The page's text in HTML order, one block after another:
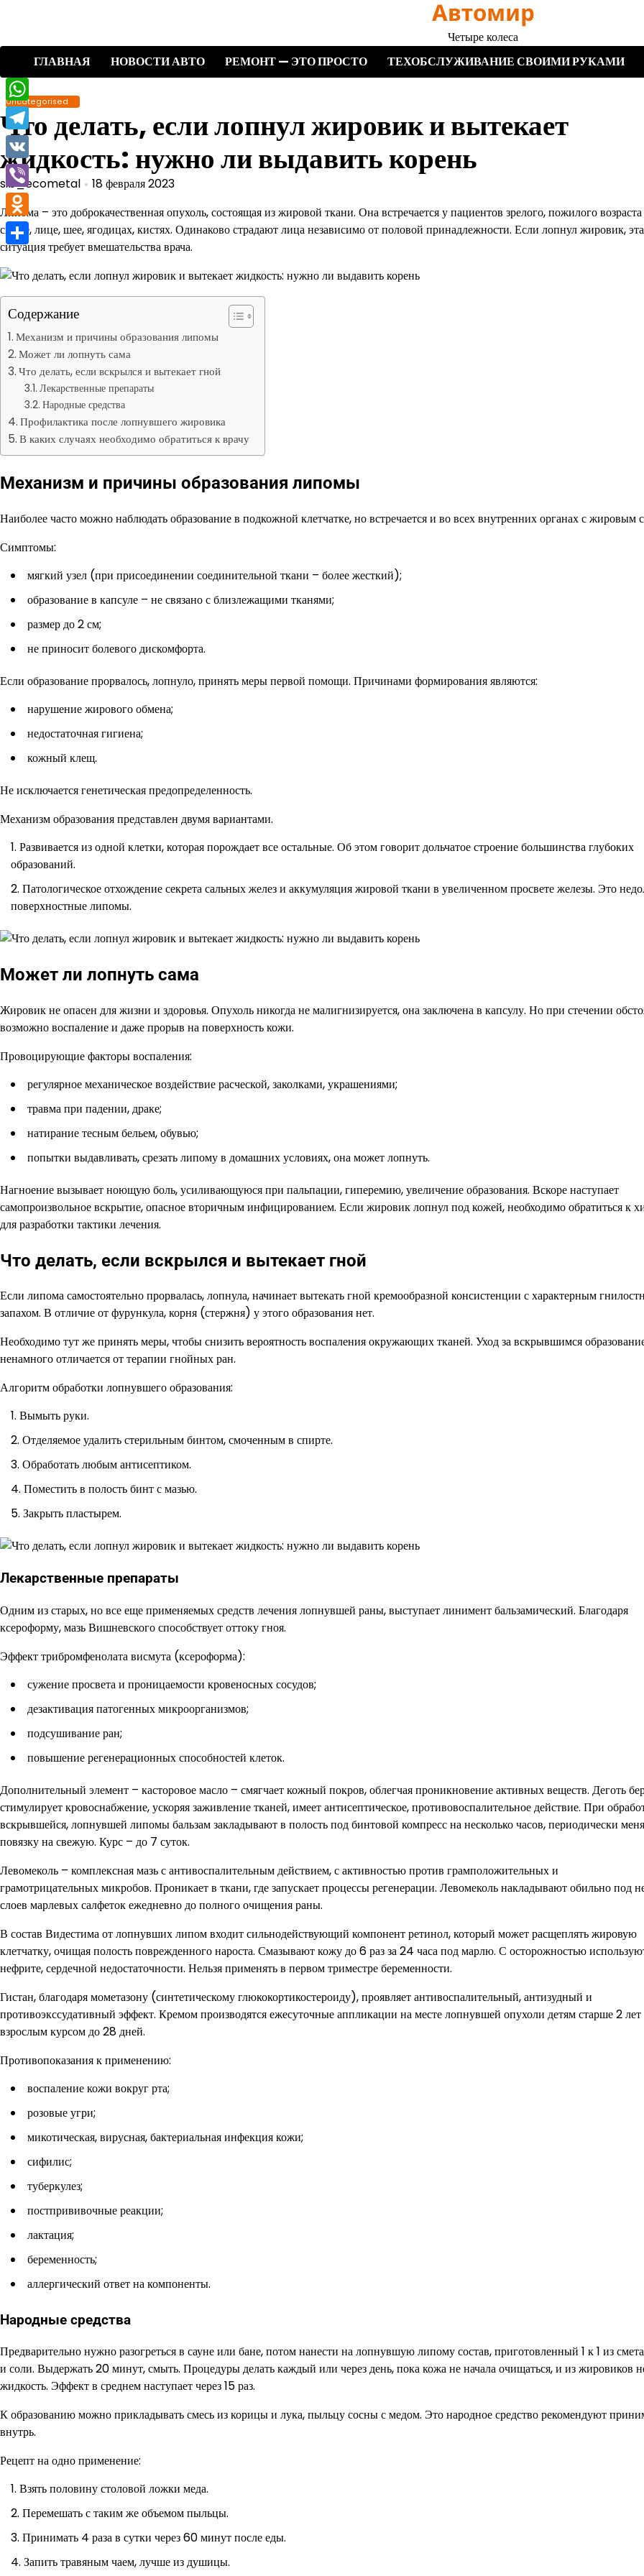
содержимому
Автомир
Четыре колеса
ГЛАВНАЯ
НОВОСТИ АВТО РЕМОНТ — ЭТО ПРОСТО ТЕХОБСЛУЖИВАНИЕ СВОИМИ РУКАМИ
Uncategorised
Что делать, если лопнул жировик и вытекает
жидкость: нужно ли выдавить корень
sib_ecometal
18 февраля 2023
Липома – это доброкачественная опухоль, состоящая из жировой ткани. Она встречается у пациентов зрелого, пожилого
спине, лице, шее, ягодицах, кистях. Одинаково страдают лица независимо от половой принадлежности. Если лопнул жировик, эта
ситуация требует вмешательства врача.
Содержание
Механизм и причины образования липомы
Может ли лопнуть сама
Что делать, если вскрылся и вытекает гной
Лекарственные препараты
Народные средства
Профилактика после лопнувшего жировика
В каких случаях необходимо обратиться к врачу
Механизм и причины образования липомы
Наиболее часто можно наблюдать образование в подкожной клетчатке, но встречается и во всех внутренних органах с жировым
Симптомы:
мягкий узел (при присоединении соединительной ткани – более жесткий);
образование в капсуле – не связано с близлежащими тканями;
размер до 2 см;
не приносит болевого дискомфорта.
Если образование прорвалось, лопнуло, принять меры первой помощи. Причинами формирования являются:
нарушение жирового обмена;
недостаточная гигиена;
кожный клещ.
Не исключается генетическая предопределенность.
Механизм образования представлен двумя вариантами.
Развивается из одной клетки, которая порождает все остальные. Об этом говорит дольчатое строение большинства глубоких
образований.
Патологическое отхождение секрета сальных желез и аккумуляция жировой ткани в увеличенном просвете железы. Это
поверхностные липомы.
Может ли лопнуть сама
Жировик не опасен для жизни и здоровья. Опухоль никогда не малигнизируется, она заключена в капсулу. Но при стечении
возможно воспаление и даже прорыв на поверхность кожи.
Провоцирующие факторы воспаления:
регулярное механическое воздействие расческой, заколками, украшениями;
травма при падении, драке;
натирание тесным бельем, обувью;
попытки выдавливать, срезать липому в домашних условиях, она может лопнуть.
Нагноение вызывает ноющую боль, усиливающуюся при пальпации, гиперемию, увеличение образования. Вскоре наступает
самопроизвольное вскрытие, опасное вторичным инфицированием. Если жировик лопнул под кожей, необходимо обратиться к
для разработки тактики лечения.
Что делать, если вскрылся и вытекает гной
Если липома самостоятельно прорвалась, лопнула, начинает вытекать гной кремообразной консистенции с характерным
запахом. В отличие от фурункула, корня (стержня) у этого образования нет.
Необходимо тут же принять меры, чтобы снизить вероятность воспаления окружающих тканей. Уход за вскрывшимся
ненамного отличается от терапии гнойных ран.
Алгоритм обработки лопнувшего образования:
Вымыть руки.
Отделяемое удалить стерильным бинтом, смоченным в спирте.
Обработать любым антисептиком.
Поместить в полость бинт с мазью.
Закрыть пластырем.
Лекарственные препараты
Одним из старых, но все еще применяемых средств лечения лопнувшей раны, выступает линимент бальзамический. Благодаря
ксероформу, мазь Вишневского способствует оттоку гноя.
Эффект трибромфенолата висмута (ксероформа):
сужение просвета и проницаемости кровеносных сосудов;
дезактивация патогенных микроорганизмов;
подсушивание ран;
повышение регенерационных способностей клеток.
Дополнительный элемент – касторовое масло – смягчает кожный покров, облегчая проникновение активных веществ. Деготь
стимулирует кровоснабжение, ускоряя заживление тканей, имеет антисептическое, противовоспалительное действие. При
вскрывшейся, лопнувшей липомы бальзам закладывают в полость под бинтовой компресс на несколько часов, периодически
повязку на свежую. Курс – до 7 суток.
Левомеколь – комплексная мазь с антивоспалительным действием, с активностью против грамположительных и
грамотрицательных микробов. Проникает в ткани, где запускает процессы регенерации. Левомеколь накладывают обильно под
слоев марлевых салфеток ежедневно до полного очищения раны.
В состав Видестима от лопнувших липом входит сильнодействующий компонент ретинол, который может расщеплять жировую
клетчатку, очищая полость поврежденного нароста. Смазывают кожу до 6 раз за 24 часа под марлю. С осторожностью
нефрите, сердечной недостаточности. Нельзя применять в первом триместре беременности.
Гистан, благодаря мометазону (синтетическому глюкокортикостероиду), проявляет антивоспалительный, антизудный и
противоэкссудативный эффект. Кремом производятся ежесуточные аппликации на месте лопнувшей опухоли детям старше 2 лет
взрослым курсом до 28 дней.
Противопоказания к применению:
воспаление кожи вокруг рта;
розовые угри;
микотическая, вирусная, бактериальная инфекция кожи;
сифилис;
туберкулез;
постпрививочные реакции;
лактация;
беременность;
аллергический ответ на компоненты.
Народные средства
Предварительно нужно разогреться в сауне или бане, потом нанести на лопнувшую липому состав, приготовленный 1 к 1 из
и соли. Выдержать 20 минут, смыть. Процедуры делать каждый или через день, пока кожа не начала очищаться, и из жировиков
жидкость. Эффект в среднем наступает через 15 раз.
К образованию можно прикладывать смесь из корицы и лука, пыльцу сосны с медом. Это народное средство рекомендуют
внутрь.
Рецепт на одно применение:
Взять половину столовой ложки меда.
Перемешать с таким же объемом пыльцы.
Принимать 4 раза в сутки через 60 минут после еды.
Запить травяным чаем, лучше из душицы.
WhatsApp
Telegram
VK
Viber
Odnoklassniki
Отправить